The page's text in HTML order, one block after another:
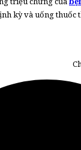
kỳ và uống thuốc